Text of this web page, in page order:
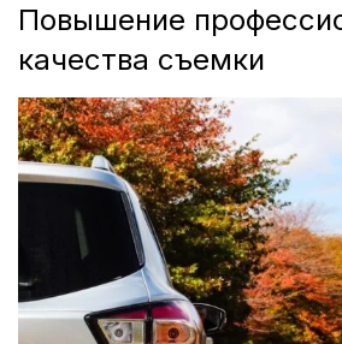
Повышение
качества съемки